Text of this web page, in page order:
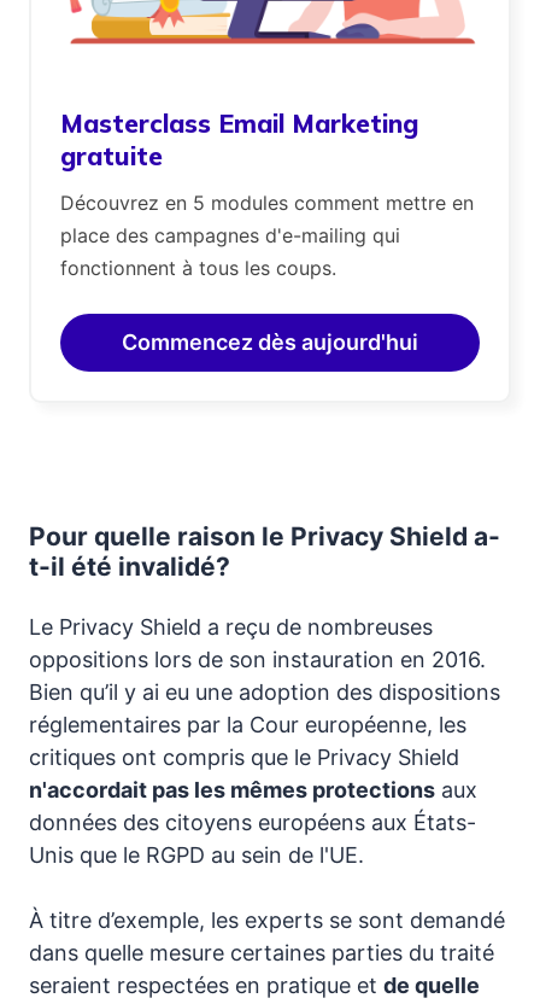
Masterclass Email Marketing
gratuite
Découvrez en 5 modules comment mettre en
place des campagnes d'e-mailing qui
fonctionnent à tous les coups.
Commencez dès aujourd'hui
Pour quelle raison le Privacy Shield a-
t-il été invalidé?
Le Privacy Shield a reçu de nombreuses
oppositions lors de son instauration en 2016.
Bien qu’il y ai eu une adoption des dispositions
réglementaires par la Cour européenne, les
critiques ont compris que le Privacy Shield
n'accordait pas les mêmes protections aux
données des citoyens européens aux États-
Unis que le RGPD au sein de l'UE.
À titre d’exemple, les experts se sont demandé
dans quelle mesure certaines parties du traité
seraient respectées en pratique et de quelle